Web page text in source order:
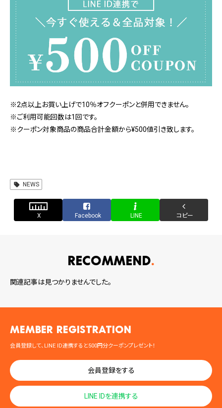
※2点以上お買い上げで10％オフクーポンと併用できません。
※ご利用可能回数は1回です。
※クーポン対象商品の商品合計金額から¥500値引き致します。
NEWS
X Facebook LINE コピー
RECOMMEND
関連記事は見つかりませんでした。
MEMBER registration
会員登録して、LINE ID連携すると500円分クーポンプレゼント！
会員登録をする
LINE IDを連携する